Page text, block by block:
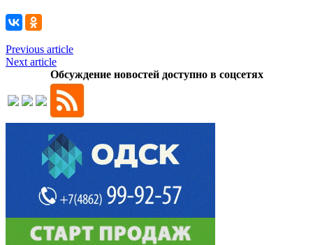
Previous article
Next article
Обсуждение новостей доступно в соцсетях